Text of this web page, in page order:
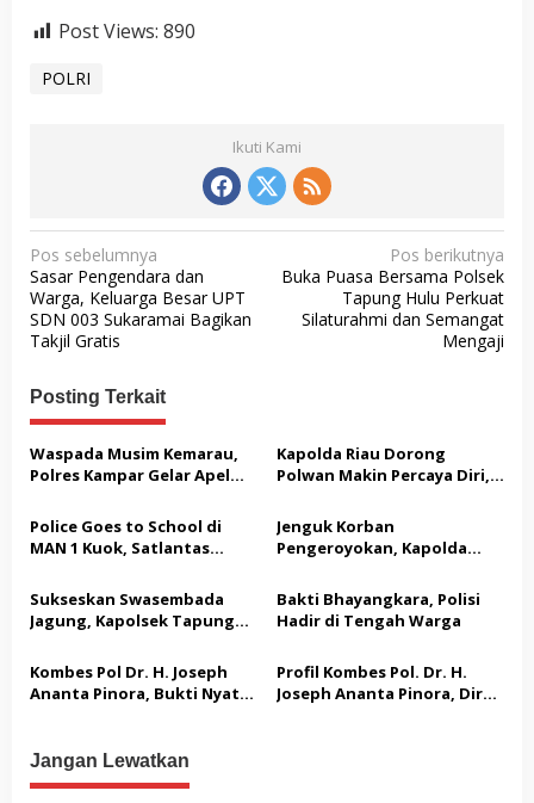
Post Views: 890
POLRI
Ikuti Kami
N
a
v
i
g
a
s
i
p
o
s
Pos sebelumnya
Sasar Pengendara dan
Warga, Keluarga Besar UPT
SDN 003 Sukaramai Bagikan
Takjil Gratis
Pos berikutnya
Buka Puasa Bersama Polsek
Tapung Hulu Perkuat
Silaturahmi dan Semangat
Mengaji
Posting Terkait
Waspada Musim Kemarau,
Polres Kampar Gelar Apel
Karhutla
Kapolda Riau Dorong
Polwan Makin Percaya Diri,
Public Speaking
Police Goes to School di
MAN 1 Kuok, Satlantas
Keselamatan Berlalu Lintas
dan Bagikan Helm SNI
Jenguk Korban
Pengeroyokan, Kapolda
Hukum dalam Kasus Ini
Sukseskan Swasembada
Jagung, Kapolsek Tapung
Datar Raih Penghargaan
dari Kapolres Kampar
Bakti Bhayangkara, Polisi
Hadir di Tengah Warga
Kombes Pol Dr. H. Joseph
Ananta Pinora, Bukti Nyata
Profil Kombes Pol. Dr. H.
Joseph Ananta Pinora, Dir
Jangan Lewatkan